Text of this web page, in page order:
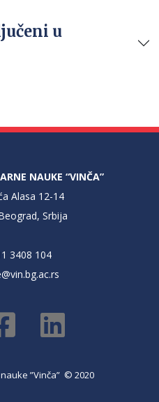
u
NAUKE “VINČA”
Alasa 12-14
Srbija
3408 104
”Vinča” © 2020